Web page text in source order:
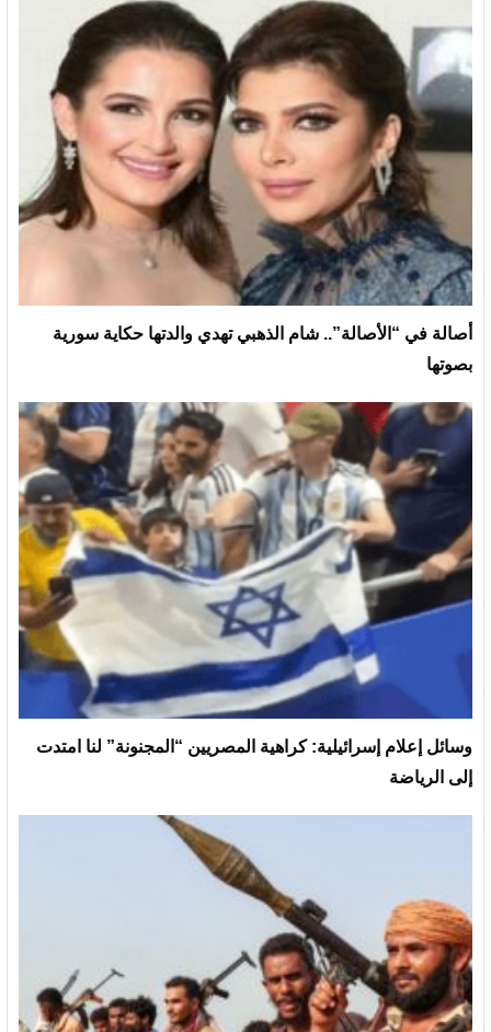
أصالة في “الأصالة”.. شام الذهبي تهدي والدتها حكاية سورية
بصوتها
وسائل إعلام إسرائيلية: كراهية المصريين “المجنونة” لنا امتدت
إلى الرياضة